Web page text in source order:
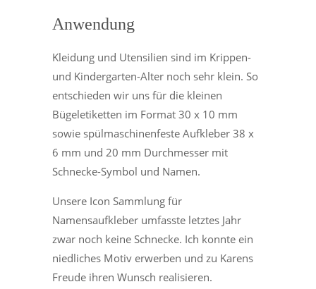
Anwendung
Kleidung und Utensilien sind im Krippen-
und Kindergarten-Alter noch sehr klein. So
entschieden wir uns für die kleinen
Bügeletiketten im Format 30 x 10 mm
sowie spülmaschinenfeste Aufkleber 38 x
6 mm und 20 mm Durchmesser mit
Schnecke-Symbol und Namen.
Unsere Icon Sammlung für
Namensaufkleber umfasste letztes Jahr
zwar noch keine Schnecke. Ich konnte ein
niedliches Motiv erwerben und zu Karens
Freude ihren Wunsch realisieren.